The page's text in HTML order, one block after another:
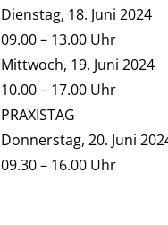
Dienstag, 18. Juni 2024
09.00 – 13.00 Uhr
Mittwoch, 19. Juni 2024
10.00 – 17.00 Uhr
PRAXISTAG
Donnerstag, 20. Juni
09.30 – 16.00 Uhr